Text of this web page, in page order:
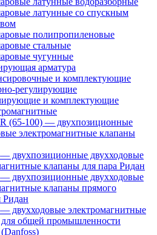
латунные со спускным
полипропиленовые
стальные
чугунные
арматура
и комплектующие
регулирующие
и комплектующие
(65-100) — двухпозиционные
электромагнитные клапаны
двухпозиционные двухходовые
клапаны для пара Ридан
двухпозиционные двухходовые
клапаны прямого
Ридан
двухходовые электромагнитные
общей промышленности